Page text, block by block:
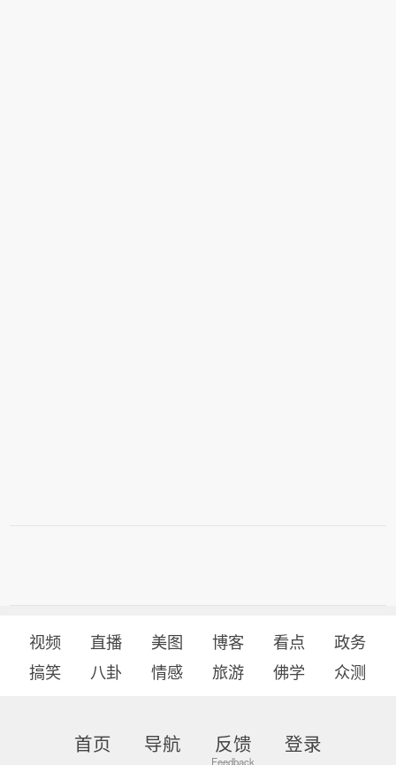
视频 直播 美图 博客 看点
政务
搞笑
八卦 情感 旅游 佛学 众测
首页 导航 反馈 登录